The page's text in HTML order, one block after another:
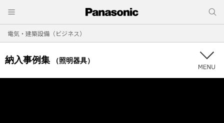
電気・建築設備（ビジネス）
納入事例集 （照明器具）